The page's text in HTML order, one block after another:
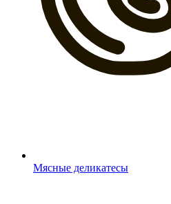
Мясные деликатесы